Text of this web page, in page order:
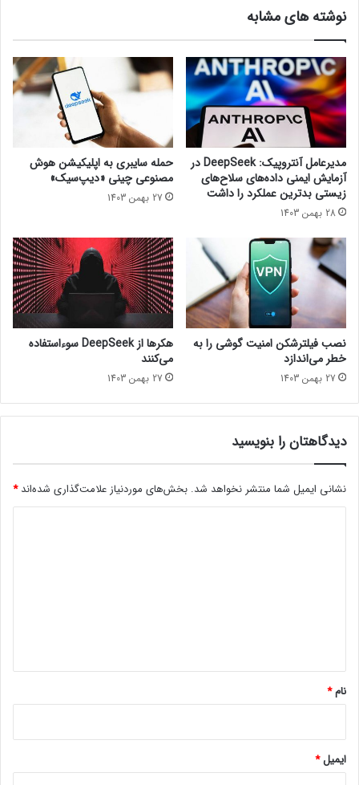
ا
س
ا
ل
۲
۰
۲
۶
ا
ز
ر
ا
ه
ی‌
ر
س
د
گ
ز
ا
ر
ش
ل
و
م
ا
ا
ز
پ
ر
د
ا
ز
ن
د
ه‌
ه
ا
ی
ن
س
ل
۱
۰
ا
ن
ت
ل
ا
د
ر
d
o
w
1
1
2
نوشته های مشابه
مدیرعامل آنتروپیک: DeepSeek در
آزمایش ایمنی داده‌های سلاح‌های
زیستی بدترین عملکرد را داشت
28 بهمن 1403
حمله سایبری به اپلیکیشن هوش
مصنوعی چینی «دیپ‌سیک»
27 بهمن 1403
نصب فیلترشکن امنیت گوشی را به
خطر می‌اندازد
27 بهمن 1403
هکرها از DeepSeek سوءاستفاده
می‌کنند
27 بهمن 1403
دیدگاهتان را بنویسید
نشانی ایمیل شما منتشر نخواهد شد. بخش‌های موردنیاز علامت‌گذاری شده‌اند*
نام*
ایمیل*